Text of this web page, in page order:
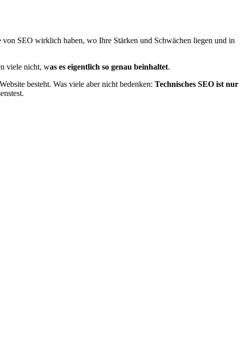
SEO wirklich haben, wo Ihre Stärken und Schwächen liegen und in
viele nicht, was es eigentlich so genau beinhaltet.
besteht. Was viele aber nicht bedenken: Technisches SEO ist nur